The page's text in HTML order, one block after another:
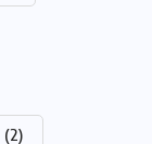
(2)